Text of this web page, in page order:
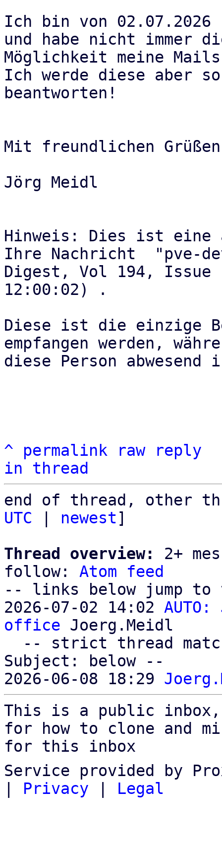
Ich bin von
und habe nicht immer
Möglichkeit meine
Ich werde diese aber
beantworten!
Mit freundlichen Grüßen
Jörg Meidl
Hinweis: Dies ist eine
Ihre Nachricht  "pve-
Digest, Vol 194, Issue
12:00:02) .
Diese ist die einzige
empfangen werden,
diese Person abwesend
^ permalink raw
reply
in thread
end of thread, other
UTC
newest]
Thread overview:
2+
follow: Atom feed
-- links below jump to
2026-07-02 14:02
office Joerg.Meidl
Subject: below --
2026-06-08 18:29
This is a public
for how to clone and
for this inbox
Service provided by
Privacy Legal